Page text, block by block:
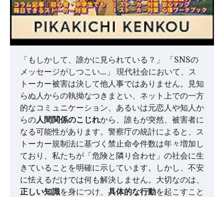
「もしかして、誰かに見られている？」 「SNSの
メッセージがしつこい…」 現代社会において、ス
トーカー被害は決して他人事ではありません。見知
らぬ人からの執拗なつきまとい、ネット上での一方
的なコミュニケーション、あるいは元恋人や知人か
らの人間関係のこじれから、誰もが突然、被害者に
なる可能性があります。警察庁の統計によると、ス
トーカー規制法に基づく禁止命令件数は年々増加し
ており、私たちが「危険と隣り合わせ」の社会に生
きていることを明確に示しています。しかし、不安
に怯えるだけでは何も解決しません。大切なのは、
正しい知識を身につけ、 具体的な行動を起こすこと